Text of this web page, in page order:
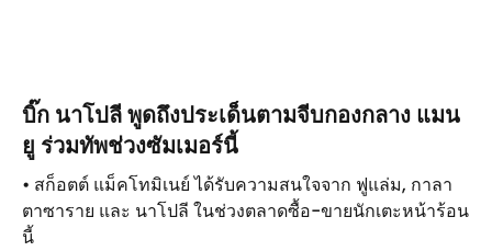
บิ๊ก นาโปลี พูดถึงประเด็นตามจีบกองกลาง แมน
ยู ร่วมทัพช่วงซัมเมอร์นี้
• สก็อตต์ แม็คโทมิเนย์ ได้รับความสนใจจาก ฟูแล่ม, กาลา
ตาซาราย และ นาโปลี ในช่วงตลาดซื้อ-ขายนักเตะหน้าร้อน
นี้